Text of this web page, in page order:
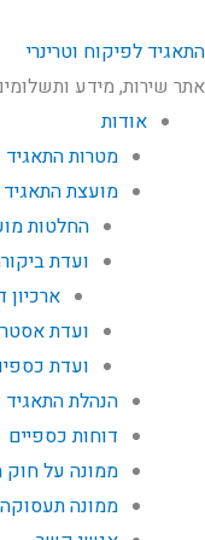
התאגיד לפיקוח וטרינרי
אתר שירות, מידע
אודות
מטרות התאגיד
מועצת התאגיד
החלטות
ועדת
ארכיון
ועדת
ועדת
הנהלת התאגיד
דוחות כספיים
ממונה על
ממונה